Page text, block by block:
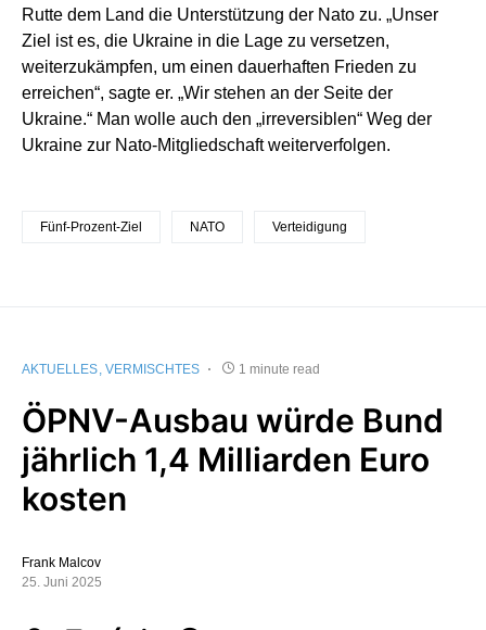
Rutte dem Land die Unterstützung der Nato zu. „Unser
Ziel ist es, die Ukraine in die Lage zu versetzen,
weiterzukämpfen, um einen dauerhaften Frieden zu
erreichen“, sagte er. „Wir stehen an der Seite der
Ukraine.“ Man wolle auch den „irreversiblen“ Weg der
Ukraine zur Nato-Mitgliedschaft weiterverfolgen.
Fünf-Prozent-Ziel NATO Verteidigung
AKTUELLES VERMISCHTES 1 minute read
ÖPNV-Ausbau würde Bund
jährlich 1,4 Milliarden Euro
kosten
Frank Malcov
25. Juni 2025